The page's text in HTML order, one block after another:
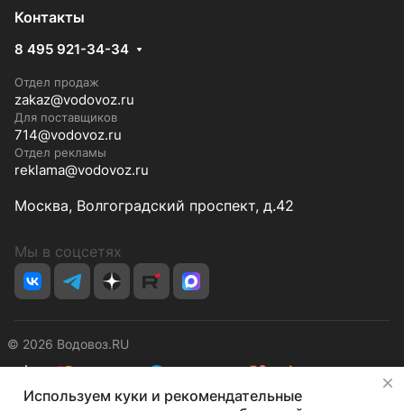
Контакты
8 495 921-34-34
Отдел продаж
zakaz@vodovoz.ru
Для поставщиков
714@vodovoz.ru
Отдел рекламы
reklama@vodovoz.ru
Москва, Волгоградский проспект, д.42
Мы в соцсетях
© 2026 Водовоз.RU
КонфиденциальностьОферта
Используем куки и рекомендательные